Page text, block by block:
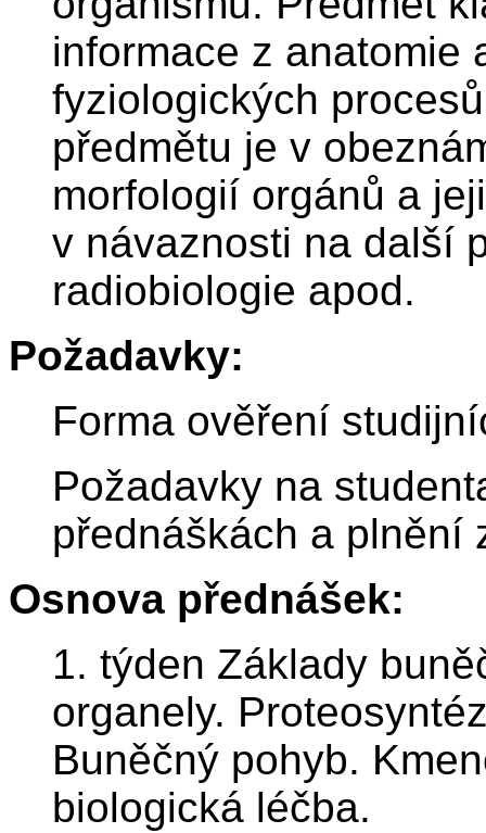
informace z anatomie
fyziologických
předmětu je v
morfologií orgánů a
v návaznosti na další
radiobiologie apod.
Požadavky:
Forma ověření
Požadavky na
přednáškách a plnění
Osnova přednášek:
1. týden Základy
organely.
Buněčný pohyb.
biologická léčba.